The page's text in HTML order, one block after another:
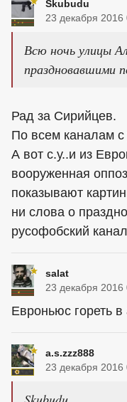
Skubudu
23 декабря 2016
Всю ночь улицы
праздновавшими
Рад за Сирийцев.
По всем каналам с
А вот с.у..и из
вооруженная
показывают
ни слова о
русофобский
salat
23 декабря 2016
Евроньюс гореть в
a.s.zzz888
23 декабря 2016